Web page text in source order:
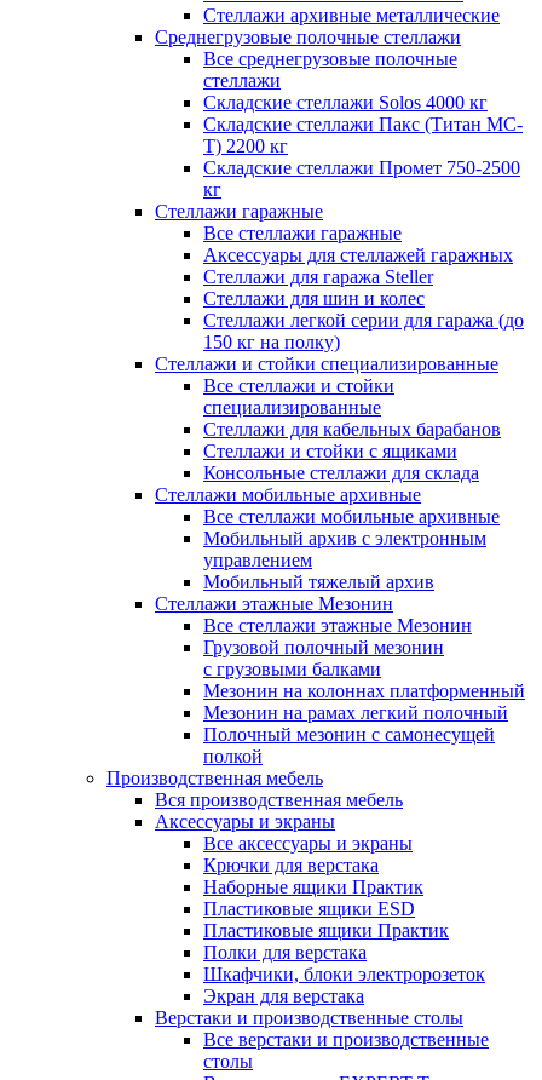
Стеллажи архивные металлические
Среднегрузовые полочные стеллажи
Все среднегрузовые полочные
стеллажи
Складские стеллажи Solos 4000 кг
Складские стеллажи Пакс (Титан МС-
Т) 2200 кг
Складские стеллажи Промет 750-2500
кг
Стеллажи гаражные
Все стеллажи гаражные
Аксессуары для стеллажей гаражных
Стеллажи для гаража Steller
Стеллажи для шин и колес
Стеллажи легкой серии для гаража (до
150 кг на полку)
Стеллажи и стойки специализированные
Все стеллажи и стойки
специализированные
Стеллажи для кабельных барабанов
Стеллажи и стойки с ящиками
Консольные стеллажи для склада
Стеллажи мобильные архивные
Все стеллажи мобильные архивные
Мобильный архив с электронным
управлением
Мобильный тяжелый архив
Стеллажи этажные Мезонин
Все стеллажи этажные Мезонин
Грузовой полочный мезонин
с грузовыми балками
Мезонин на колоннах платформенный
Мезонин на рамах легкий полочный
Полочный мезонин с самонесущей
полкой
Производственная мебель
Вся производственная мебель
Аксессуары и экраны
Все аксессуары и экраны
Крючки для верстака
Наборные ящики Практик
Пластиковые ящики ESD
Пластиковые ящики Практик
Полки для верстака
Шкафчики, блоки электророзеток
Экран для верстака
Верстаки и производственные столы
Все верстаки и производственные
столы